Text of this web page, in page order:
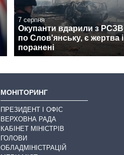
7 серпня
Окупанти вдарили з РСЗВ
по Слов'янську, є жертва і
поранені
МОНІТОРИНГ
ПРЕЗИДЕНТ І ОФІС
ВЕРХОВНА РАДА
КАБІНЕТ МІНІСТРІВ
ГОЛОВИ
ОБЛАДМІНІСТРАЦІЙ